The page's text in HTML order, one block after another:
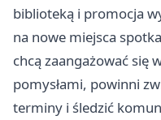
biblioteką i promocja
na nowe miejsca
chcą zaangażować się
pomysłami, powinni
terminy i śledzić